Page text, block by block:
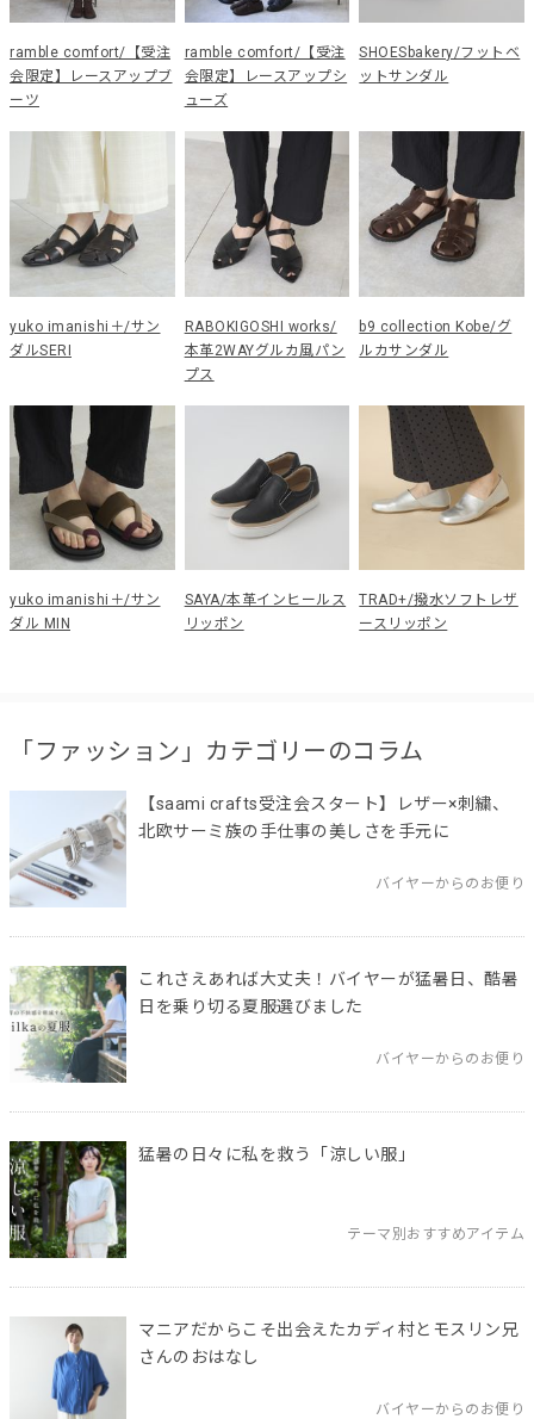
ramble comfort/【受注
会限定】レースアップブ
ーツ
ramble comfort/【受注
会限定】レースアップシ
ューズ
SHOESbakery/フットベ
ットサンダル
yuko imanishi＋/サン
ダルSERI
RABOKIGOSHI works/
本革2WAYグルカ風パン
プス
b9 collection Kobe/グ
ルカサンダル
yuko imanishi＋/サン
ダル MIN
SAYA/本革インヒールス
リッポン
TRAD+/撥水ソフトレザ
ースリッポン
「ファッション」カテゴリーのコラム
【saami crafts受注会スタート】レザー×刺繍、
北欧サーミ族の手仕事の美しさを手元に
バイヤーからのお便り
これさえあれば大丈夫！バイヤーが猛暑日、酷暑
日を乗り切る夏服選びました
バイヤーからのお便り
猛暑の日々に私を救う「涼しい服」
テーマ別おすすめアイテム
マニアだからこそ出会えたカディ村とモスリン兄
さんのおはなし
バイヤーからのお便り